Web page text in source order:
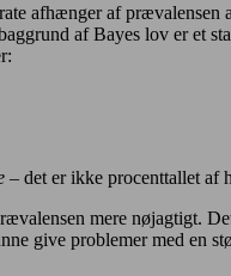
afhænger af prævalensen
af Bayes lov er et
– det er ikke procenttallet af
mere nøjagtigt.
give problemer med en